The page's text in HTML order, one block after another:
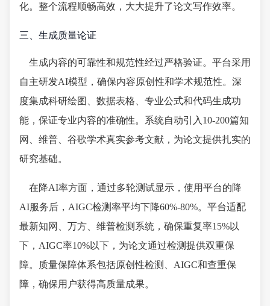
化。整个流程顺畅高效，大大提升了论文写作效率。
三、生成质量论证
生成内容的可靠性和规范性经过严格验证。平台采用
自主研发AI模型，确保内容原创性和学术规范性。深
度集成科研绘图、数据表格、专业公式和代码生成功
能，保证专业内容的准确性。系统自动引入10-200篇知
网、维普、谷歌学术真实参考文献，为论文提供扎实的
研究基础。
在降AI率方面，通过多轮测试显示，使用平台的降
AI服务后，AIGC检测率平均下降60%-80%。平台适配
最新知网、万方、维普检测系统，确保重复率15%以
下，AIGC率10%以下，为论文通过检测提供双重保
障。质量保障体系包括原创性检测、AIGC和查重保
障，确保用户获得高质量成果。